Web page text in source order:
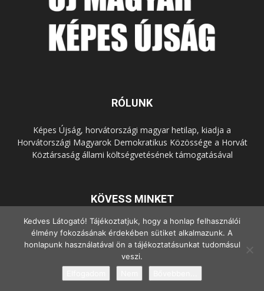
RÓLUNK
Képes Újság, horvátországi magyar hetilap, kiadja a
Horvátországi Magyarok Demokratikus Közössége a Horvát
Köztársaság állami költségvetésének támogatásával
KÖVESS MINKET
© Copyright - 2022 Minden jog fenntartva.
Kedves Látogató! Tájékoztatjuk, hogy a honlap felhasználói
élmény fokozásának érdekében sütiket alkalmazunk. A
honlapunk használatával ön a tájékoztatásunkat tudomásul
veszi.